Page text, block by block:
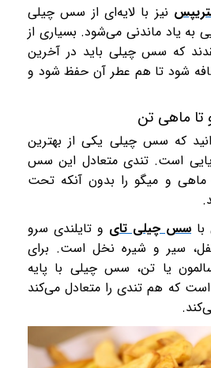
نیز با لایه‌ای از سس چیلی
به یاد ماندنی می‌شود. بسیاری از
که سس چیلی باید در آخرین
شود تا هم عطر آن حفظ شود و
تا ماهی تن
که سس چیلی یکی از بهترین
است. تندی متعادل این سس
و میگو را بدون آنکه تحت
سس چیلی تای و تایلندی سرو
سیر و شیره نخل است. برای
یا تن، سس چیلی با پایه
که هم تندی را متعادل می‌کند